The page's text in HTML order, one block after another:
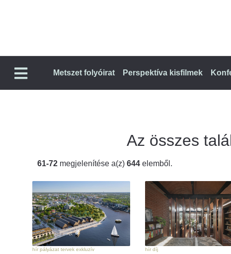
Metszet folyóirat Perspektíva kisfilmek
Az összes
61-72 megjelenítése a(z) 644 elemből.
hír pályázat tervek exkluzív hír díj